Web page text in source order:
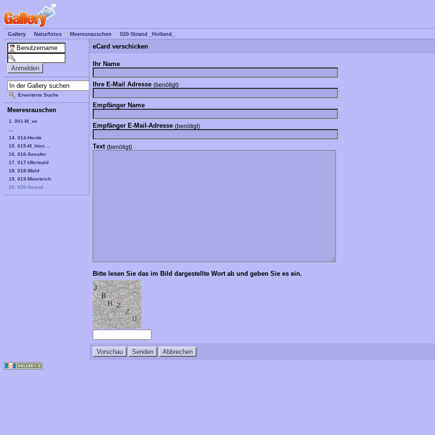
Gallery Naturfotos Meeresrauschen 020-Strand _Holland_
Erweiterte Suche
Meeresrauschen
1. 001-M_ve
14. 014-Herde
15. 015-M_hlen ...
16. 016-Seeufer
17. 017-Uferwald
18. 018-Wald
19. 019-Moorteich
20. 020-Strand ...
eCard verschicken
Ihr Name
Ihre E-Mail Adresse (benötigt)
Empfänger Name
Empfänger E-Mail-Adresse (benötigt)
Text (benötigt)
Bitte lesen Sie das im Bild dargestellte Wort ab und geben Sie es ein.